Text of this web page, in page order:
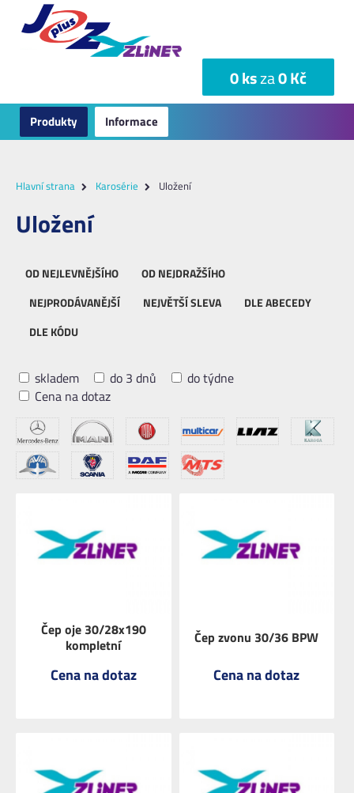
0 ksza0 Kč
Produkty Informace
Hlavní strana Karosérie Uložení
Uložení
OD NEJLEVNĚJŠÍHO
OD NEJDRAŽŠÍHO
NEJPRODÁVANĚJŠÍ
NEJVĚTŠÍ SLEVA
DLE ABECEDY
DLE KÓDU
skladem do 3 dnů
do týdne
Cena na dotaz
Čep oje 30/28x190
kompletní
Cena na dotaz
Čep zvonu 30/36 BPW
Cena na dotaz